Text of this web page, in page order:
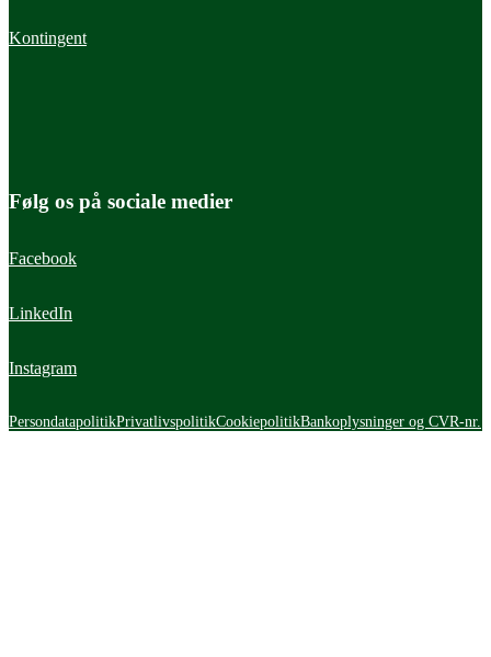
Kontingent
Følg os på sociale medier
Facebook
LinkedIn
Instagram
PersondatapolitikPrivatlivspolitikCookiepolitikBankoplysninger og CVR-nr.